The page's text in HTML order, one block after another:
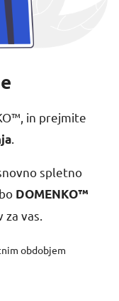
in prejmite
.
spletno
DOMENKO™
za vas.
obdobjem